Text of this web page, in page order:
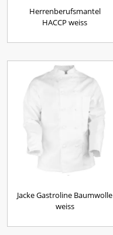
Herrenberufsmantel
HACCP weiss
Jacke Gastroline Baumwolle
weiss